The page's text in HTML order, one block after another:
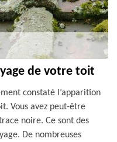
de votre toit
constaté l’apparition
Vous avez peut-être
noire. Ce sont des
De nombreuses